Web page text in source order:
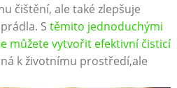
čištění, ale ‍také zlepšuje​
S těmito ‍jednoduchými
můžete vytvořit efektivní ​čisticí
k životnímu prostředí,ale